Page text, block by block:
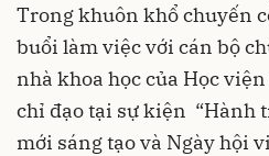
Trong khuôn khổ chuyến
buổi làm việc với cán bộ
nhà khoa học của Học
chỉ đạo tại sự kiện “Hành
mới sáng tạo và Ngày hội